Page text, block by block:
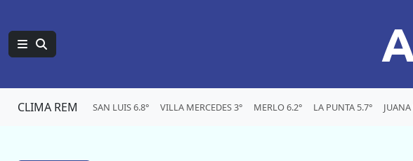
CLIMA REM SAN LUIS 6.8° VILLA MERCEDES 3° MERLO 6.2° LA PUNTA 5.7°